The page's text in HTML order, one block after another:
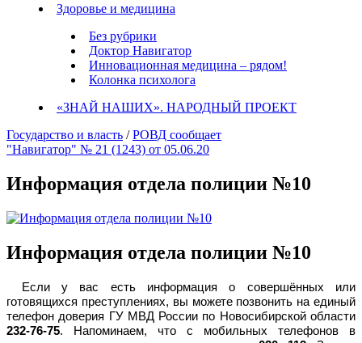
Здоровье и медицина
Без рубрики
Доктор Навигатор
Инновационная медицина – рядом!
Колонка психолога
«ЗНАЙ НАШИХ». НАРОДНЫЙ ПРОЕКТ
Государство и власть /РОВД сообщает
"Навигатор" № 21 (1243) от 05.06.20
Информация отдела полиции №10
Информация отдела полиции №10
Если у вас есть информация о совершённых или
готовящихся преступлениях, вы можете позвонить на единый
телефон доверия ГУ МВД России по Новосибирской области
232-76-75. Напоминаем, что с мобильных телефонов в